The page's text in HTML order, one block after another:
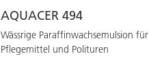
AQUACER 494
Wässrige Paraffinwachsemulsion für
Pflegemittel und Polituren